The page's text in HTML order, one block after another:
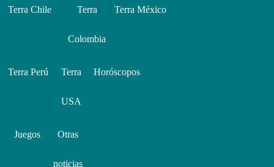
Terra Chile Terra
Colombia
Terra México
Terra Perú Terra
USA
Horóscopos
Juegos Otras
noticias